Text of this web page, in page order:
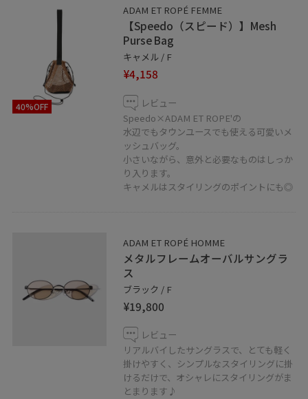
40%OFF
ADAM ET ROPÉ FEMME
【Speedo（スピード）】Mesh
Purse Bag
キャメル / F
¥4,158
レビュー
Speedo×ADAM ET ROPE'の
水辺でもタウンユースでも使える可愛いメ
ッシュバッグ。
小さいながら、意外と必要なものはしっか
り入ります。
キャメルはスタイリングのポイントにも◎
ADAM ET ROPÉ HOMME
メタルフレームオーバルサングラ
ス
ブラック / F
¥19,800
レビュー
リアルバイしたサングラスで、とても軽く
掛けやすく、シンプルなスタイリングに掛
けるだけで、オシャレにスタイリングがま
とまります♪